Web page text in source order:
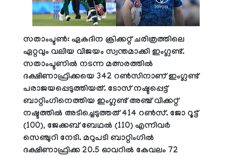
സതാംപ്ടണ്‍: ഏകദിന ക്രിക്കറ്റ് ചരിത്രത്തിലെ
ഏറ്റവും വലിയ വിജയം സ്വന്തമാക്കി ഇംഗ്ലണ്ട്.
സതാംപ്ടണില്‍ നടന്ന മത്സരത്തില്‍
ദക്ഷിണാഫ്രിക്കയെ 342 റണ്‍സിനാണ് ഇംഗ്ലണ്ട്
പരാജയപ്പെടുത്തിയത്. ടോസ് നഷ്ടപ്പെട്ട്
ബാറ്റിംഗിനെത്തിയ ഇംഗ്ലണ്ട് അഞ്ച് വിക്കറ്റ്
നഷ്ടത്തില്‍ അടിച്ചെടുത്തത് 414 റണ്‍സ്. ജോ റൂട്ട്
(100), ജേക്കബ് ബേഥല്‍ (110) എന്നിവര്‍
സെഞ്ചുറി നേടി. മറുപടി ബാറ്റിംഗില്‍
ദക്ഷിണാഫ്രിക്ക 20.5 ഓവറില്‍ കേവലം 72